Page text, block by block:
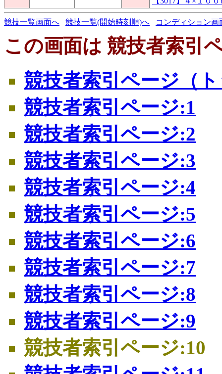
競技一覧画面へ 競技一覧(開始時刻順)へ コンディション画
この画面は 競技者索引
競技者索引ページ（
競技者索引ページ:1
競技者索引ページ:2
競技者索引ページ:3
競技者索引ページ:4
競技者索引ページ:5
競技者索引ページ:6
競技者索引ページ:7
競技者索引ページ:8
競技者索引ページ:9
競技者索引ページ:10